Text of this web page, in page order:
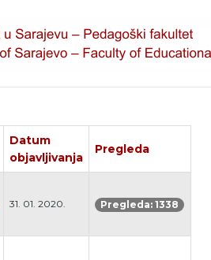
Datum
objavljivanja
Pregleda
31. 01. 2020. Pregleda: 1338